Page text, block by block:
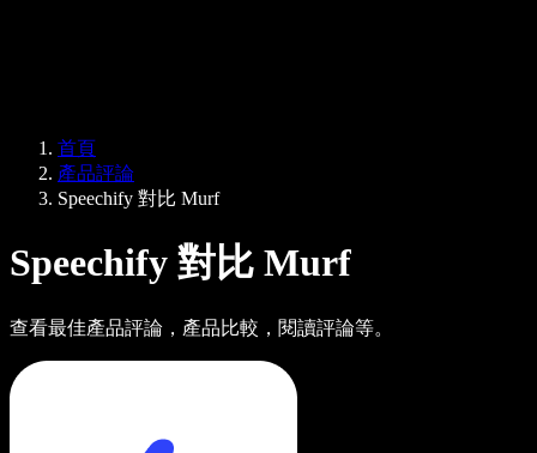
SIMBA 語音代理
Speechify 開發者專區
首頁
產品評論
Speechify 對比 Murf
Speechify 對比 Murf
查看最佳產品評論，產品比較，閱讀評論等。